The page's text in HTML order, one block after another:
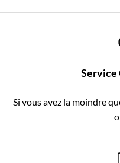
Service
Si vous avez la moindre